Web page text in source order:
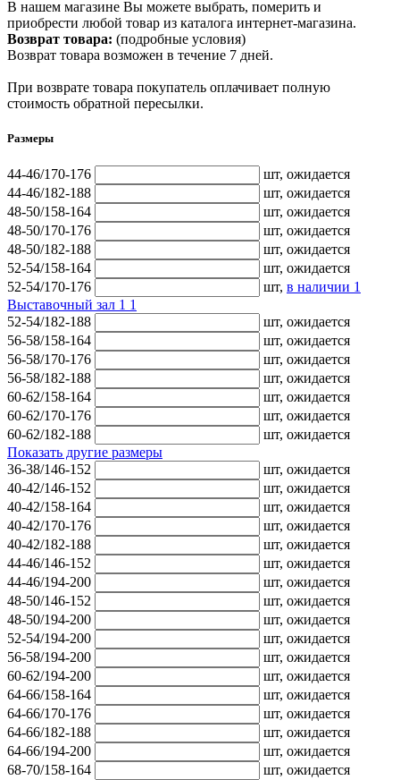
В нашем магазине Вы можете выбрать, померить и
приобрести любой товар из каталога интернет-магазина.
Возврат товара: (подробные условия)
Возврат товара возможен в течение 7 дней.
При возврате товара покупатель оплачивает полную
стоимость обратной пересылки.
Размеры
44-46/170-176 шт, ожидается
44-46/182-188
шт, ожидается
48-50/158-164
шт, ожидается
48-50/170-176
шт, ожидается
48-50/182-188
шт, ожидается
52-54/158-164
шт, ожидается
52-54/170-176
шт, в наличии 1
Выставочный зал 1 1
52-54/182-188
шт, ожидается
56-58/158-164
шт, ожидается
56-58/170-176
шт, ожидается
56-58/182-188
шт, ожидается
60-62/158-164
шт, ожидается
60-62/170-176
шт, ожидается
60-62/182-188
шт, ожидается
Показать другие размеры
36-38/146-152
шт, ожидается
40-42/146-152
шт, ожидается
40-42/158-164
шт, ожидается
40-42/170-176
шт, ожидается
40-42/182-188
шт, ожидается
44-46/146-152
шт, ожидается
44-46/194-200
шт, ожидается
48-50/146-152
шт, ожидается
48-50/194-200
шт, ожидается
52-54/194-200
шт, ожидается
56-58/194-200
шт, ожидается
60-62/194-200
шт, ожидается
64-66/158-164
шт, ожидается
64-66/170-176
шт, ожидается
64-66/182-188
шт, ожидается
64-66/194-200
шт, ожидается
68-70/158-164
шт, ожидается